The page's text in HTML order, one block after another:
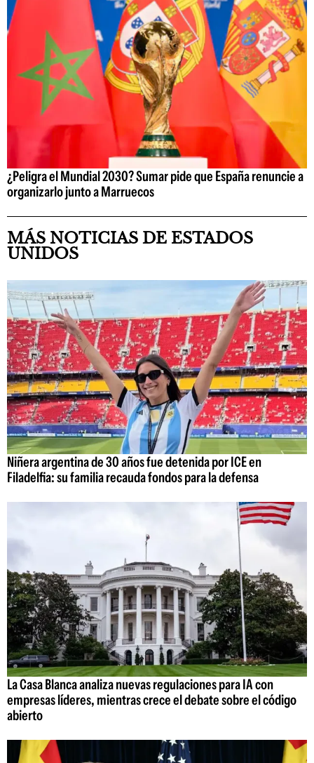
¿Peligra el Mundial 2030? Sumar pide que España renuncie a
organizarlo junto a Marruecos
MÁS NOTICIAS DE ESTADOS
UNIDOS
Niñera argentina de 30 años fue detenida por ICE en
Filadelfia: su familia recauda fondos para la defensa
La Casa Blanca analiza nuevas regulaciones para IA con
empresas líderes, mientras crece el debate sobre el código
abierto